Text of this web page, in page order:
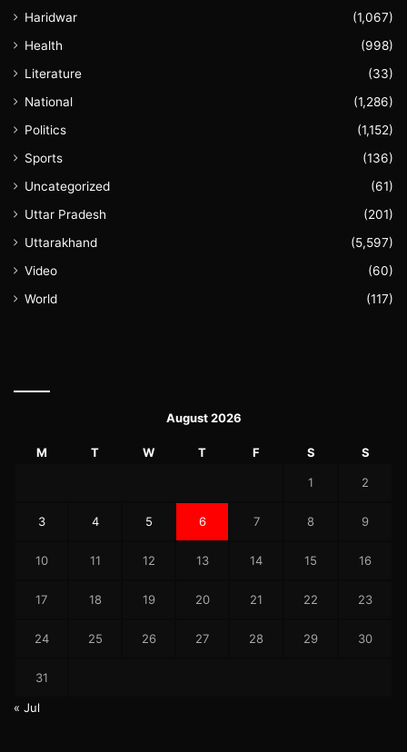
Haridwar
(1,067)
Health
(998)
Literature
(33)
National
(1,286)
Politics
(1,152)
Sports
(136)
Uncategorized
(61)
Uttar Pradesh
(201)
Uttarakhand
(5,597)
Video
(60)
World
(117)
August 2026
M T W T F S S
1 2
3 4 5 6 7 8 9
10 11 12 13 14 15 16
17 18 19 20 21 22 23
24 25 26 27 28 29 30
31
« Jul